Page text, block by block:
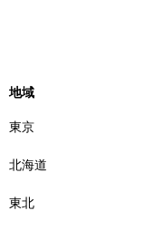
地域
東京
北海道
東北